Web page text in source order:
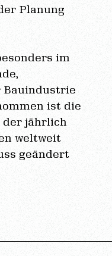
Planung
im
Bauindustrie
ist die
der jährlich
weltweit
geändert